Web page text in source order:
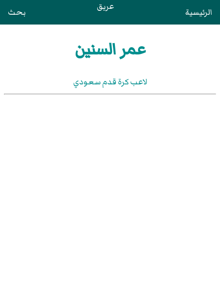
الرئيسية عريق بحث
عمر السنين
لاعب كرة قدم سعودي